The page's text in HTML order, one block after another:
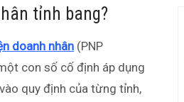
tỉnh bang?
doanh nhân (PNP
con số cố định áp dụng
quy định của từng tỉnh,